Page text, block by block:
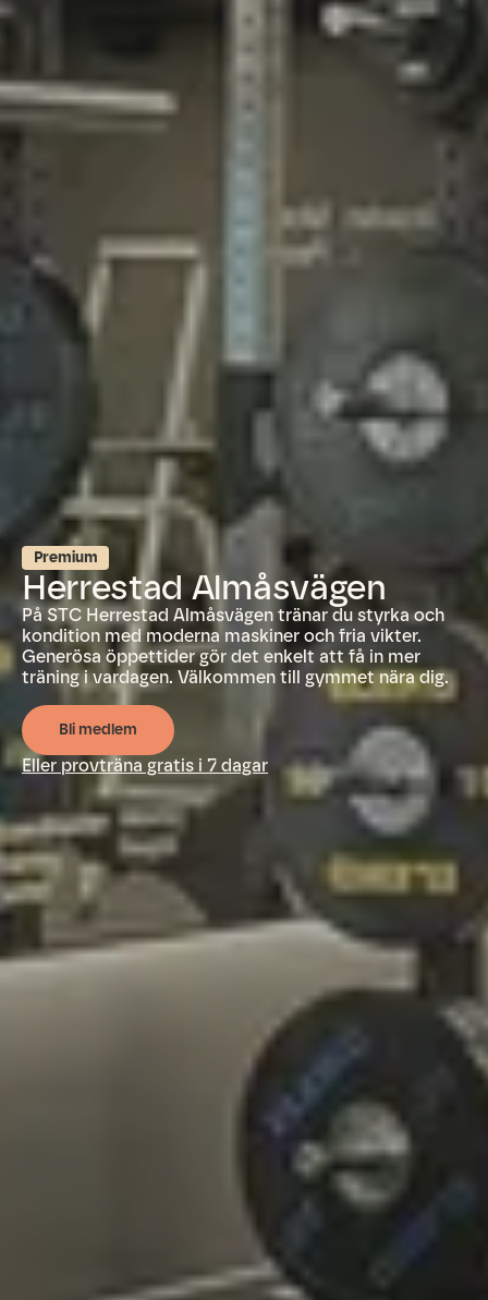
Premium
Herrestad Almåsvägen
På STC Herrestad Almåsvägen tränar du styrka och
kondition med moderna maskiner och fria vikter.
Generösa öppettider gör det enkelt att få in mer
träning i vardagen. Välkommen till gymmet nära dig.
Bli medlem
Eller provträna gratis i 7 dagar